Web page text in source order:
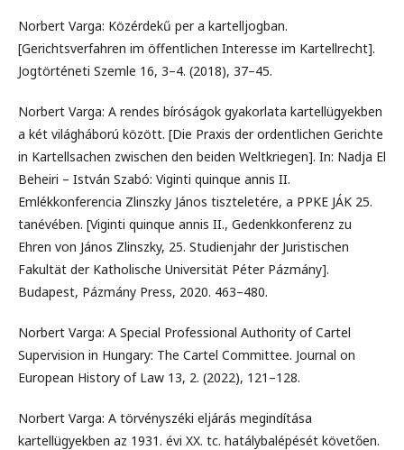
Norbert Varga: Közérdekű per a kartelljogban.
[Gerichtsverfahren im öffentlichen Interesse im Kartellrecht].
Jogtörténeti Szemle 16, 3–4. (2018), 37–45.
Norbert Varga: A rendes bíróságok gyakorlata kartellügyekben
a két világháború között. [Die Praxis der ordentlichen Gerichte
in Kartellsachen zwischen den beiden Weltkriegen]. In: Nadja El
Beheiri – István Szabó: Viginti quinque annis II.
Emlékkonferencia Zlinszky János tiszteletére, a PPKE JÁK 25.
tanévében. [Viginti quinque annis II., Gedenkkonferenz zu
Ehren von János Zlinszky, 25. Studienjahr der Juristischen
Fakultät der Katholische Universität Péter Pázmány].
Budapest, Pázmány Press, 2020. 463–480.
Norbert Varga: A Special Professional Authority of Cartel
Supervision in Hungary: The Cartel Committee. Journal on
European History of Law 13, 2. (2022), 121–128.
Norbert Varga: A törvényszéki eljárás megindítása
kartellügyekben az 1931. évi XX. tc. hatálybalépését követően.